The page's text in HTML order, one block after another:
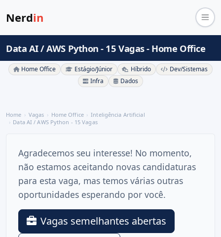
Nerdin
Data AI / AWS Python - 15 Vagas - Home Office
Home Office Estágio/Júnior Híbrido
Dev/Sistemas
Infra
Dados
Home Vagas Home Office
Inteligência Artificial
Data AI / AWS Python - 15 Vagas
Agradecemos seu interesse! No momento,
não estamos aceitando novas candidaturas
para esta vaga, mas temos várias outras
oportunidades esperando por você.
Vagas semelhantes abertas